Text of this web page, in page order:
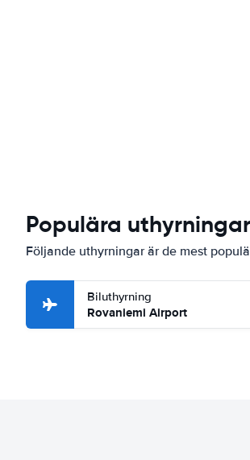
Populära
Följande uthyrningar är de mest
Biluthyrning
Rovaniemi Airport